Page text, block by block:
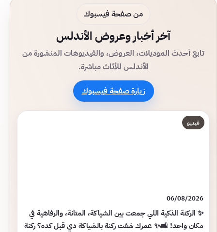
من صفحة فيسبوك
آخر أخبار وعروض الأندلس
تابع أحدث الموديلات، العروض، والفيديوهات المنشورة من
الأندلس للأثاث مباشرة.
زيارة صفحة فيسبوك
فيديو
06/08/2026
✨ الركنة الذكية اللي جمعت بين الشياكة، المتانة، والرفاهية في
مكان واحد! 🛋️✨ عمرك شفت ركنة بالشياكة دي قبل كده؟ ركنة